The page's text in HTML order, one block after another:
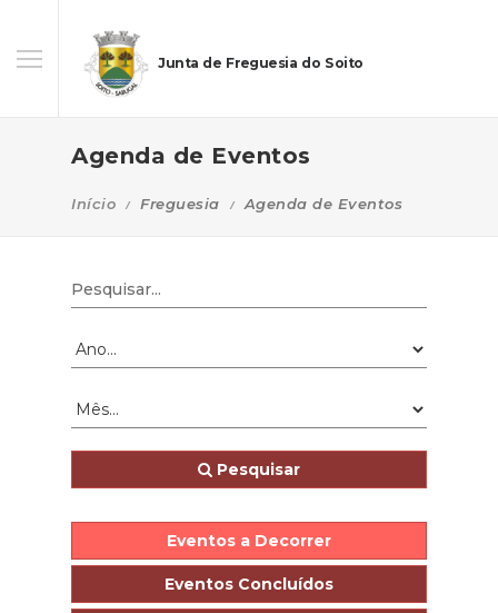
Junta de Freguesia do Soito
Agenda de Eventos
Início Freguesia Agenda de Eventos
Pesquisar
Eventos a Decorrer
Eventos Concluídos